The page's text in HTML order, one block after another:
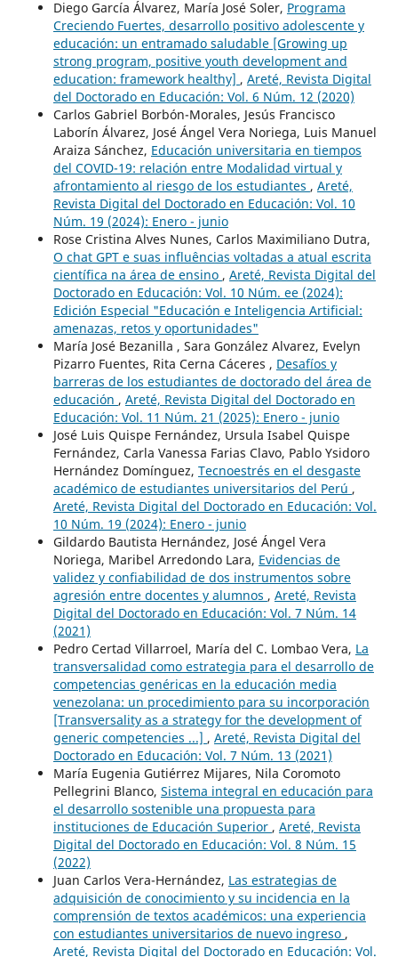
Diego García Álvarez, María José Soler, Programa
Creciendo Fuertes, desarrollo positivo adolescente y
educación: un entramado saludable [Growing up
strong program, positive youth development and
education: framework healthy] , Areté, Revista Digital
del Doctorado en Educación: Vol. 6 Núm. 12 (2020)
Carlos Gabriel Borbón-Morales, Jesús Francisco
Laborín Álvarez, José Ángel Vera Noriega, Luis Manuel
Araiza Sánchez, Educación universitaria en tiempos
del COVID-19: relación entre Modalidad virtual y
afrontamiento al riesgo de los estudiantes , Areté,
Revista Digital del Doctorado en Educación: Vol. 10
Núm. 19 (2024): Enero - junio
Rose Cristina Alves Nunes, Carlos Maximiliano Dutra,
O chat GPT e suas influências voltadas a atual escrita
científica na área de ensino , Areté, Revista Digital del
Doctorado en Educación: Vol. 10 Núm. ee (2024):
Edición Especial "Educación e Inteligencia Artificial:
amenazas, retos y oportunidades"
María José Bezanilla , Sara González Alvarez, Evelyn
Pizarro Fuentes, Rita Cerna Cáceres , Desafíos y
barreras de los estudiantes de doctorado del área de
educación , Areté, Revista Digital del Doctorado en
Educación: Vol. 11 Núm. 21 (2025): Enero - junio
José Luis Quispe Fernández, Ursula Isabel Quispe
Fernández, Carla Vanessa Farias Clavo, Pablo Ysidoro
Hernández Domínguez, Tecnoestrés en el desgaste
académico de estudiantes universitarios del Perú ,
Areté, Revista Digital del Doctorado en Educación: Vol.
10 Núm. 19 (2024): Enero - junio
Gildardo Bautista Hernández, José Ángel Vera
Noriega, Maribel Arredondo Lara, Evidencias de
validez y confiabilidad de dos instrumentos sobre
agresión entre docentes y alumnos , Areté, Revista
Digital del Doctorado en Educación: Vol. 7 Núm. 14
(2021)
Pedro Certad Villarroel, María del C. Lombao Vera, La
transversalidad como estrategia para el desarrollo de
competencias genéricas en la educación media
venezolana: un procedimiento para su incorporación
[Transversality as a strategy for the development of
generic competencies ...] , Areté, Revista Digital del
Doctorado en Educación: Vol. 7 Núm. 13 (2021)
María Eugenia Gutiérrez Mijares, Nila Coromoto
Pellegrini Blanco, Sistema integral en educación para
el desarrollo sostenible una propuesta para
instituciones de Educación Superior , Areté, Revista
Digital del Doctorado en Educación: Vol. 8 Núm. 15
(2022)
Juan Carlos Vera-Hernández, Las estrategias de
adquisición de conocimiento y su incidencia en la
comprensión de textos académicos: una experiencia
con estudiantes universitarios de nuevo ingreso ,
Areté, Revista Digital del Doctorado en Educación: Vol.